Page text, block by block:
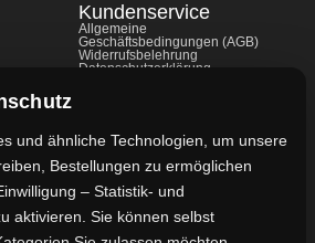
Kundenservice
Allgemeine
Geschäftsbedingungen (AGB)
Widerrufsbelehrung
Datenschutzerklärung
und ähnliche Technologien, um unsere
Bestellungen zu ermöglichen
– Statistik- und
aktivieren. Sie können selbst